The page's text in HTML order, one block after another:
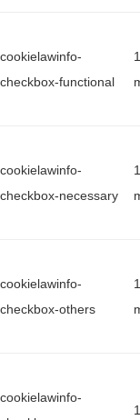
cookielawinfo-
checkbox-functional
cookielawinfo-
checkbox-necessary
cookielawinfo-
checkbox-others
cookielawinfo-